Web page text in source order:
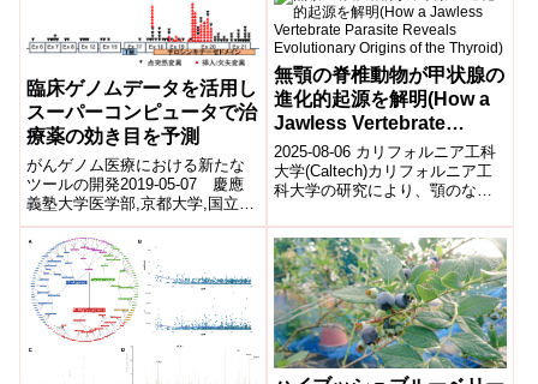
臨床ゲノムデータを活用し
スーパーコンピュータで治
療薬の効き目を予測
がんゲノム医療における新たな
ツールの開発2019-05-07 慶應
義塾大学医学部,京都大学,国立が
ん研究センター,日本医療研究開
発機構慶應義塾大学医学部内科
学（...
無顎の脊椎動物が甲状腺の
進化的起源を解明(How a
Jawless Vertebrate
Parasite Reveals
Evolutionary Origins of
the Thyroid)
2025-08-06 カリフォルニア工科
大学(Caltech)カリフォルニア工
科大学の研究により、顎のない
甲状腺の進化的起源が明らか...